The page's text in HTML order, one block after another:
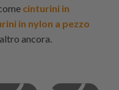
cinturini in
in nylon a pezzo
ancora.